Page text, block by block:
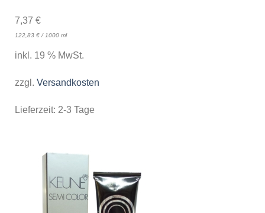
7,37 €
122,83 €/1000 ml
inkl. 19 % MwSt.
zzgl. Versandkosten
Lieferzeit: 2-3 Tage